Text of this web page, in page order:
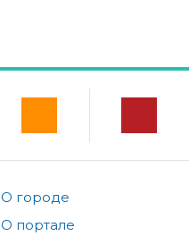
О городе
О портале